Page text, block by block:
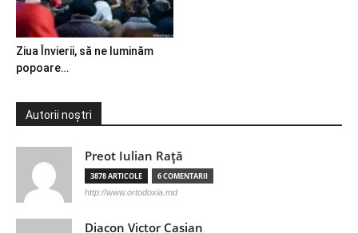
Ziua Învierii, să ne luminăm
popoare…
Autorii noștri
Preot Iulian Raţă
3878 ARTICOLE 6 COMENTARII
http://www.ortodoxia.md
Diacon Victor Casian